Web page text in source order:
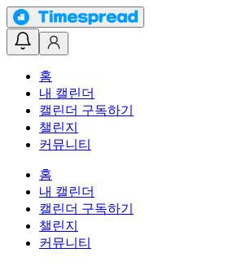
홈
내 캘린더
캘린더 구독하기
챌린지
커뮤니티
홈
내 캘린더
캘린더 구독하기
챌린지
커뮤니티